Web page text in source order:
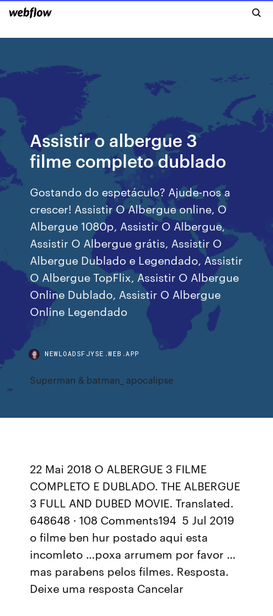
Assistir o albergue 3
filme completo dublado
Gostando do espetáculo? Ajude-nos a
crescer! Assistir O Albergue online, O
Albergue 1080p, Assistir O Albergue,
Assistir O Albergue grátis, Assistir O
Albergue Dublado e Legendado, Assistir
O Albergue TopFlix, Assistir O Albergue
Online Dublado, Assistir O Albergue
Online Legendado
NEWLOADSFJYSE.WEB.APP
Superman & batman_ apocalipse
22 Mai 2018 O ALBERGUE 3 FILME
COMPLETO E DUBLADO. THE ALBERGUE
3 FULL AND DUBED MOVIE. Translated.
648648 · 108 Comments194 5 Jul 2019
o filme ben hur postado aqui esta
incomleto …poxa arrumem por favor …
mas parabens pelos filmes. Resposta.
Deixe uma resposta Cancelar